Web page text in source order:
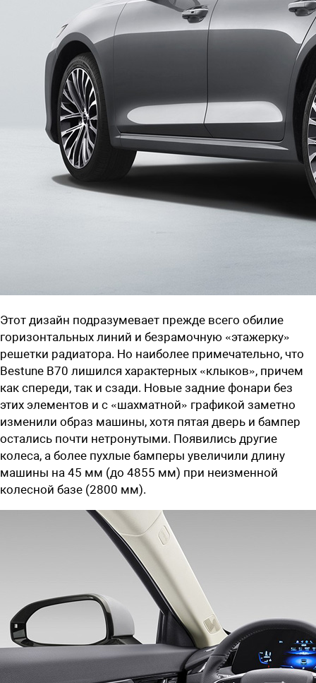
Этот дизайн подразумевает прежде всего обилие
горизонтальных линий и безрамочную «этажерку»
решетки радиатора. Но наиболее примечательно, что
Bestune B70 лишился характерных «клыков», причем
как спереди, так и сзади. Новые задние фонари без
этих элементов и с «шахматной» графикой заметно
изменили образ машины, хотя пятая дверь и бампер
остались почти нетронутыми. Появились другие
колеса, а более пухлые бамперы увеличили длину
машины на 45 мм (до 4855 мм) при неизменной
колесной базе (2800 мм).